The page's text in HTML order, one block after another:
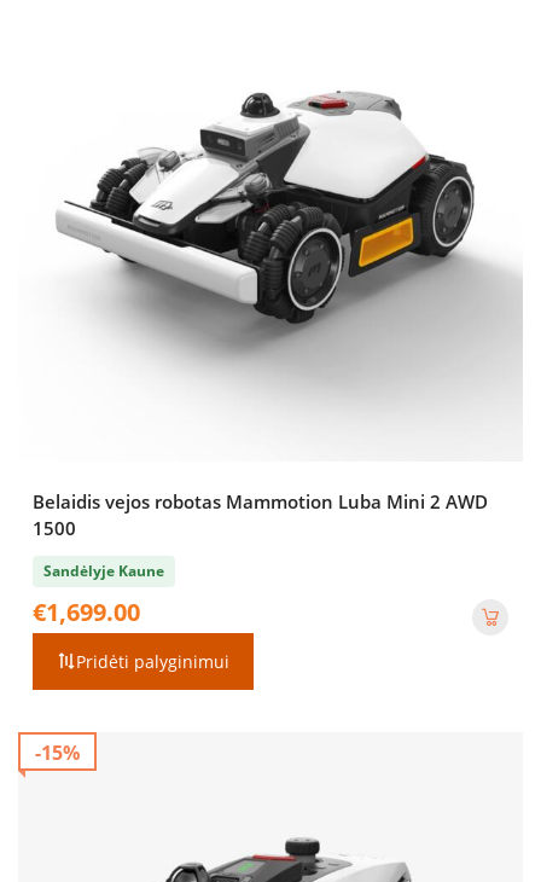
Belaidis vejos robotas Mammotion Luba Mini 2 AWD
1500
Sandėlyje Kaune
€1,699.00
Pridėti palyginimui
-15%